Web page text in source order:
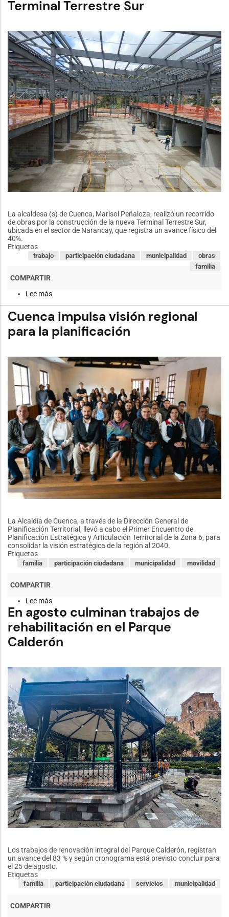
delegación
representará
al
país
en
la
Genuine
Cup
Houston
2026
Terminal Terrestre Sur
La alcaldesa (s) de Cuenca, Marisol Peñaloza, realizó un recorrido
de obras por la construcción de la nueva Terminal Terrestre Sur,
ubicada en el sector de Narancay, que registra un avance físico del
40%.
Etiquetas
obras
municipalidad
participación ciudadana
trabajo
familia
Lee más
de
Cuenca
constata
el
40%
Terminal
Terrestre
Sur
Cuenca impulsa visión regional
para la planificación
La Alcaldía de Cuenca, a través de la Dirección General de
Planificación Territorial, llevó a cabo el Primer Encuentro de
Planificación Estratégica y Articulación Territorial de la Zona 6, para
consolidar la visión estratégica de la región al 2040.
Etiquetas
movilidad
municipalidad
participación ciudadana
familia
Lee más
Cuenca
impulsa
visión
regional
para
En agosto culminan trabajos de
rehabilitación en el Parque
Calderón
Los trabajos de renovación integral del Parque Calderón, registran
un avance del 83 % y según cronograma está previsto concluir para
el 25 de agosto.
Etiquetas
municipalidad
servicios
participación ciudadana
familia